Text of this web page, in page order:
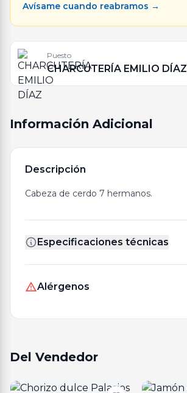
Avísame cuando reabramos →
Puesto
CHARCUTERÍA EMILIO DÍAZ
Información Adicional
Descripción
Cabeza de cerdo 7 hermanos.
Especificaciones técnicas
Alérgenos
Del Vendedor